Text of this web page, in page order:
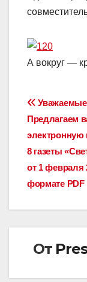
А вокруг —
по
Уважаемые
Предлагаем
8 газеты
от 1 февраля
формате PDF
От